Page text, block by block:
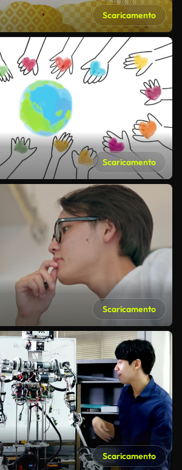
Scaricamento
Scaricamento
Scaricamento
Scaricamento